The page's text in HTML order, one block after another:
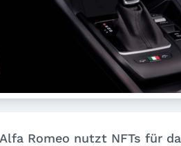
Romeo nutzt NFTs für